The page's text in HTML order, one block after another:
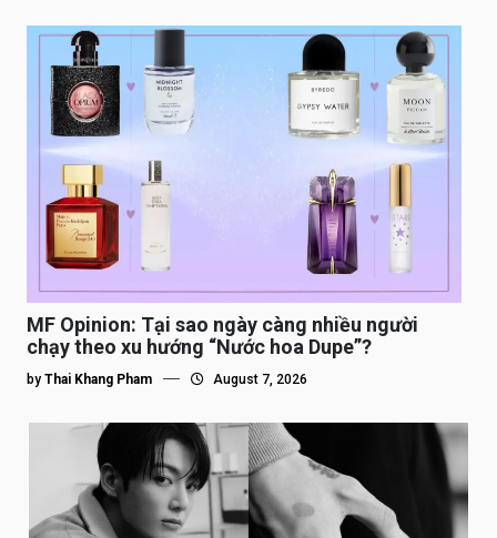
MF Opinion: Tại sao ngày càng nhiều người
chạy theo xu hướng “Nước hoa Dupe”?
by Thai Khang Pham August 7, 2026